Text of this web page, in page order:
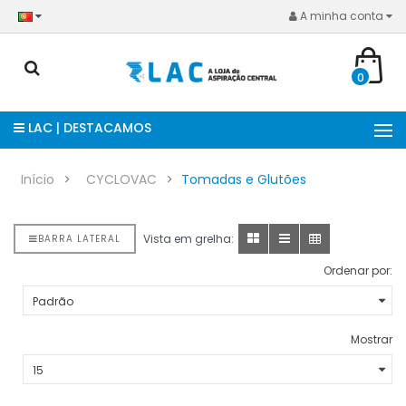
A minha conta
0
LAC | DESTACAMOS
Início CYCLOVAC Tomadas e Glutões
BARRA LATERAL Vista em grelha:
Ordenar por:
Mostrar